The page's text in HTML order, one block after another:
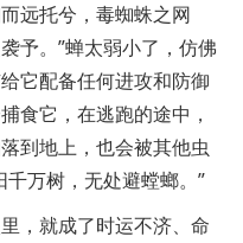
远托兮，毒蜘蛛之网
予。”蝉太弱小了，仿佛
它配备任何进攻和防御
食它，在逃跑的途中，
到地上，也会被其他虫
万树，无处避螳螂。”
就成了时运不济、命